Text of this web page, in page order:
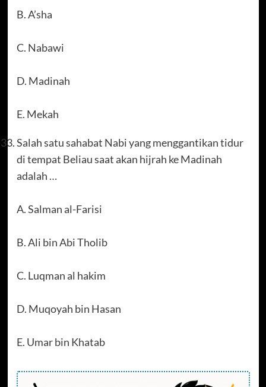
B. A’sha
C. Nabawi
D. Madinah
E. Mekah
Salah satu sahabat Nabi yang menggantikan tidur
di tempat Beliau saat akan hijrah ke Madinah
adalah …
A. Salman al-Farisi
B. Ali bin Abi Tholib
C. Luqman al hakim
D. Muqoyah bin Hasan
E. Umar bin Khatab